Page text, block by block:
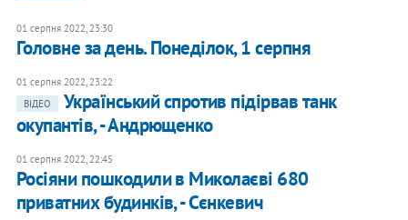
01 серпня 2022, 23:30
Головне за день. Понеділок, 1 серпня
01 серпня 2022, 23:22
ВІДЕО
Український спротив підірвав танк
окупантів, - Андрющенко
01 серпня 2022, 22:45
Росіяни пошкодили в Миколаєві 680
приватних будинків, - Сєнкевич